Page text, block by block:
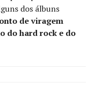
dos álbuns
de viragem
do hard rock e do